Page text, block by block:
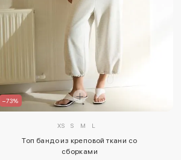
–73%
XS S M L
Топ бандо из креповой ткани со
сборками